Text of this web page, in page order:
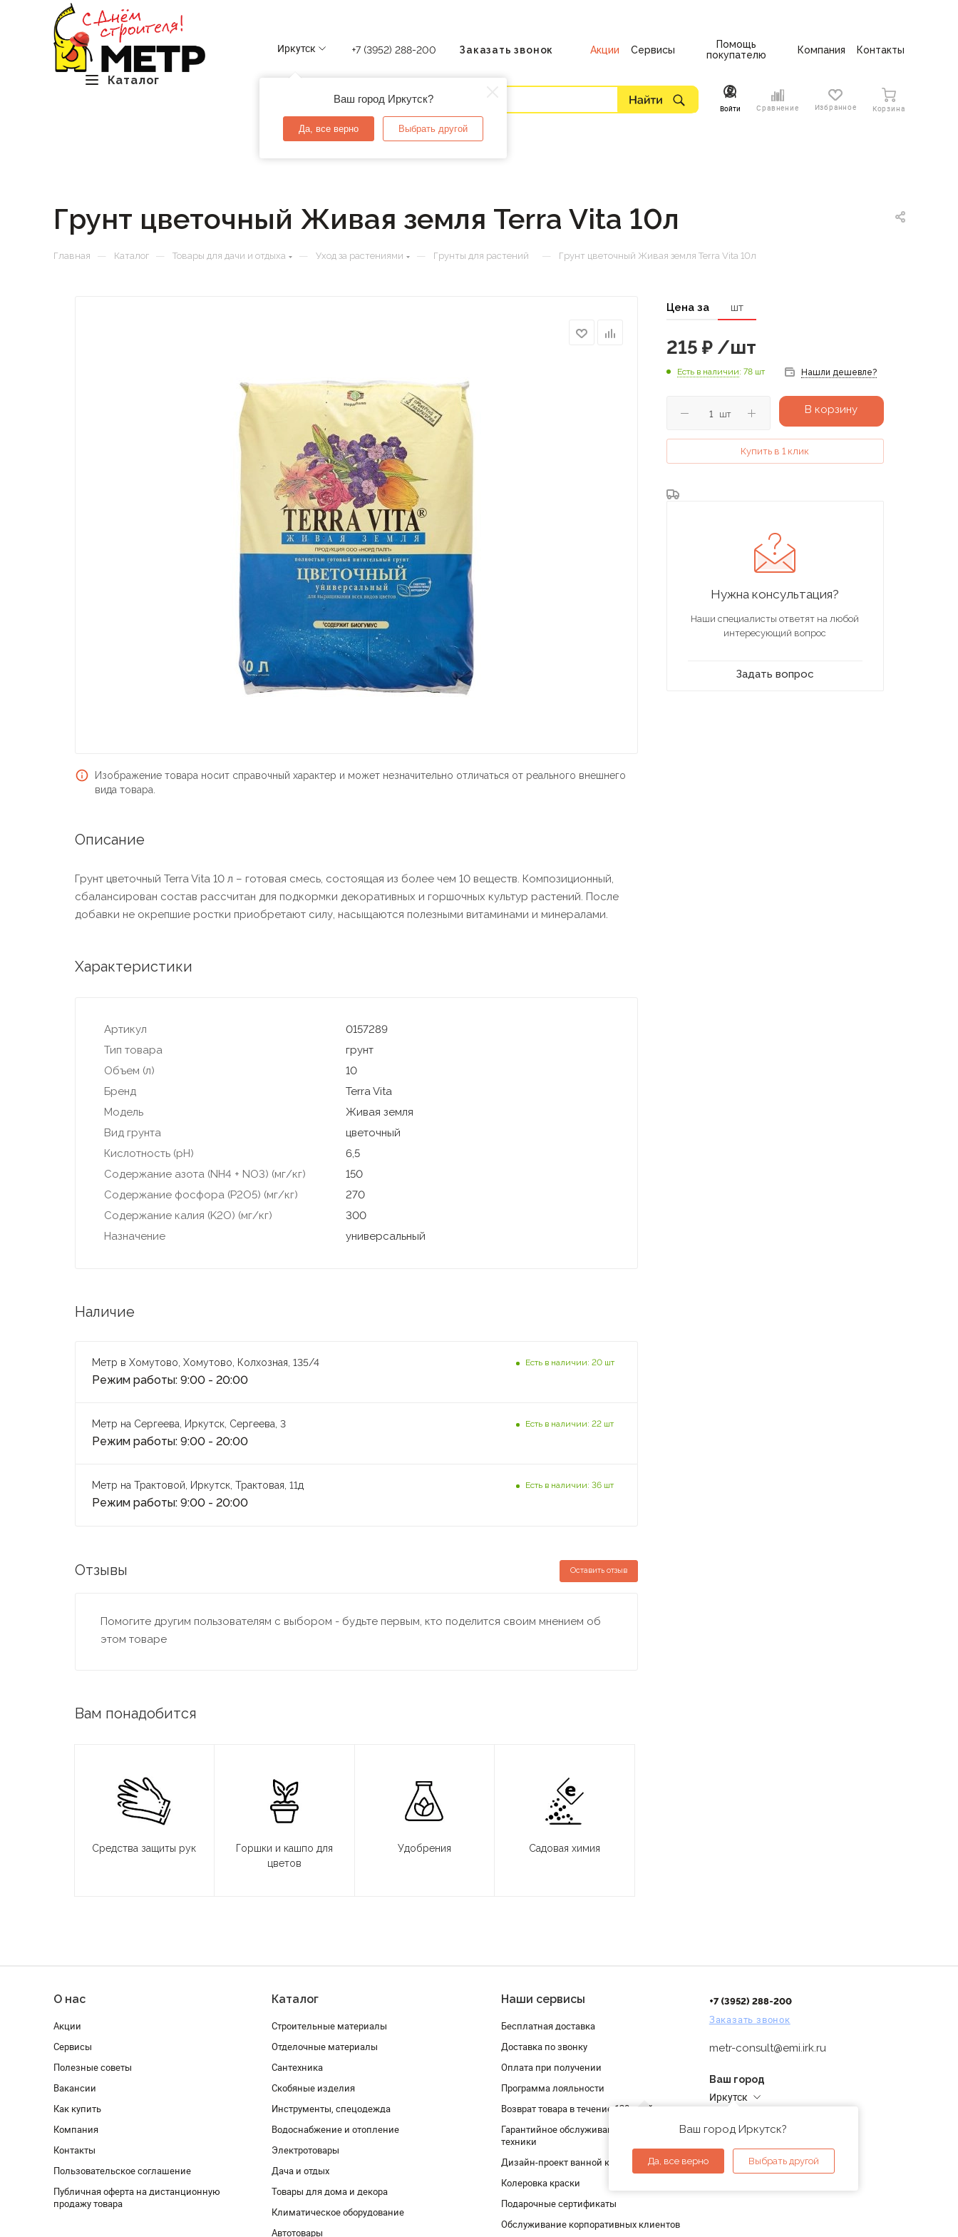
Каталог
Иркутск
Ваш город Иркутск?
Да, все верно Выбрать другой
+7 (3952) 288-200 Заказать звонок Акции Сервисы
Помощь
покупателю
Компания Контакты
Войти Сравнение Избранное Корзина
Грунт цветочный Живая земля Terra Vita 10л
Главная — Каталог — Товары для дачи и отдыха — Уход за растениями — Грунты для растений — Грунт цветочный Живая земля Terra Vita 10л
Изображение товара носит справочный характер и может незначительно отличаться от реального внешнего
вида товара.
Описание
Грунт цветочный Terra Vita 10 л – готовая смесь, состоящая из более чем 10 веществ. Композиционный,
сбалансирован состав рассчитан для подкормки декоративных и горшочных культур растений. После
добавки не окрепшие ростки приобретают силу, насыщаются полезными витаминами и минералами.
Характеристики
Артикул
0157289
Тип товара
грунт
Объем (л)
10
Бренд
Terra Vita
Модель
Живая земля
Вид грунта
цветочный
Кислотность (pH)
6,5
Содержание азота (NH4 + NO3) (мг/кг)
150
Содержание фосфора (P2O5) (мг/кг)
270
Содержание калия (K2O) (мг/кг)
300
Назначение
универсальный
Наличие
Метр в Хомутово, Хомутово, Колхозная, 135/4
Режим работы: 9:00 - 20:00
Есть в наличии: 20 шт
Метр на Сергеева, Иркутск, Сергеева, 3
Режим работы: 9:00 - 20:00
Есть в наличии: 22 шт
Метр на Трактовой, Иркутск, Трактовая, 11д
Режим работы: 9:00 - 20:00
Есть в наличии: 36 шт
Отзывы Оставить отзыв
Помогите другим пользователям с выбором - будьте первым, кто поделится своим мнением об
этом товаре
Вам понадобится
Средства защиты рук
Горшки и кашпо для
цветов
Удобрения Садовая химия
Цена за шт
215 ₽/шт
Есть в наличии: 78 шт Нашли дешевле?
шт В корзину
Купить в 1 клик
Нужна консультация?
Наши специалисты ответят на любой
интересующий вопрос
Задать вопрос
О нас
Акции
Сервисы
Полезные советы
Вакансии
Как купить
Компания
Контакты
Пользовательское соглашение
Публичная оферта на дистанционную
продажу товара
Каталог
Строительные материалы
Отделочные материалы
Сантехника
Скобяные изделия
Инструменты, спецодежда
Водоснабжение и отопление
Электротовары
Дача и отдых
Товары для дома и декора
Климатическое оборудование
Автотовары
Наши сервисы
Бесплатная доставка
Доставка по звонку
Оплата при получении
Программа лояльности
Возврат товара в течение 120 дней
Гарантийное обслуживание и проверка
техники
Дизайн-проект ванной комнаты
Колеровка краски
Подарочные сертификаты
Обслуживание корпоративных клиентов
+7 (3952) 288-200
Заказать звонок
metr-consult@emi.irk.ru
Ваш город
Иркутск
Ваш город Иркутск?
Да, все верно Выбрать другой